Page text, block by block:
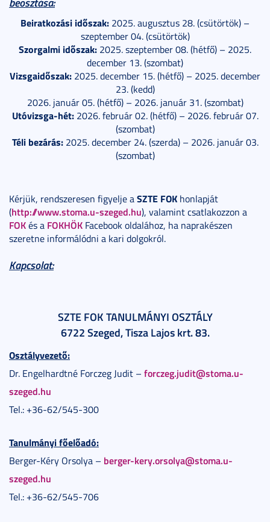
Beiratkozási időszak: 2025. augusztus 28. (csütörtök) –
szeptember 04. (csütörtök)
Szorgalmi időszak: 2025. szeptember 08. (hétfő) – 2025.
december 13. (szombat)
Vizsgaidőszak: 2025. december 15. (hétfő) – 2025. december
23. (kedd)
2026. január 05. (hétfő) – 2026. január 31. (szombat)
Utóvizsga-hét:2026. február 02. (hétfő) – 2026. február 07.
(szombat)
Téli bezárás:2025. december 24. (szerda) – 2026. január 03.
(szombat)
Kérjük, rendszeresen figyelje aSZTE FOK honlapját
(http://www.stoma.u-szeged.hu), valamint csatlakozzon a
FOKés a FOKHÖK Facebook oldalához, ha naprakészen
szeretne informálódni a kari dolgokról.
Kapcsolat:
SZTE FOK TANULMÁNYI OSZTÁLY
6722 Szeged, Tisza Lajos krt. 83.
Osztályvezető:
Dr. Engelhardtné Forczeg Judit – forczeg.judit@stoma.u-
szeged.hu
Tel.: +36-62/545-300
Tanulmányi főelőadó:
Berger-Kéry Orsolya – berger-kery.orsolya@stoma.u-
szeged.hu
Tel.: +36-62/545-706